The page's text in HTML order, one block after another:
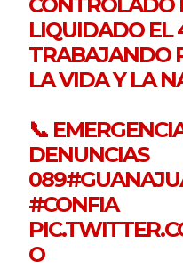
CONTROLADO
LIQUIDADO EL
TRABAJANDO
LA VIDA Y LA
📞
DENUNCIAS
089
#CONFIA
O